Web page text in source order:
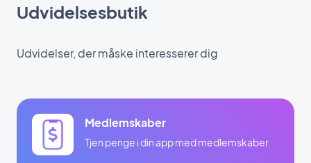
Udvidelsesbutik
Udvidelser, der måske interesserer dig
Medlemskaber
Tjen penge i din app med medlemskaber